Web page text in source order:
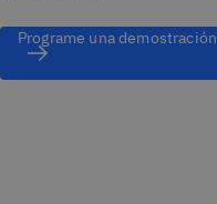
Programe una demostración